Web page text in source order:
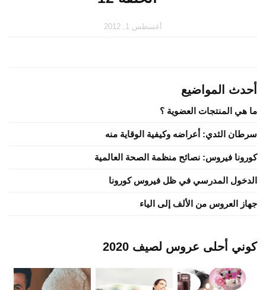
أغسطس 1, 2012
أحدث المواضيع
ما هي المنتجات العضوية ؟
سرطان الثدي: أعراضه وكيفية الوقاية منه
كورونا فيروس: نصائح منظمة الصحة العالمية
الدخول المدرسي في ظل فيروس كورونا
جهاز العروس من الألف إلى الياء
كوني أحلى عروس لصيف 2020